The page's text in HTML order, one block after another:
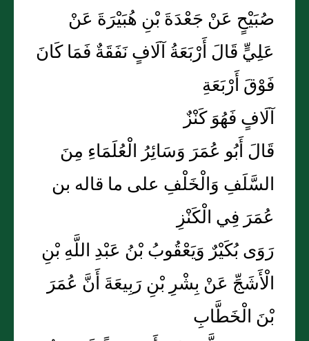
صُبَيْحٍ عَنْ جَعْدَةَ بْنِ هُبَيْرَةَ عَنْ
عَلِيٍّ قَالَ أَرْبَعَةُ آلَافٍ نَفَقَةٌ فَمَا كَانَ
فَوْقَ أَرْبَعَةِ
آلَافٍ فَهُوَ كَنْزٌ
قَالَ أَبُو عُمَرَ وَسَائِرُ الْعُلَمَاءِ مِنَ
السَّلَفِ وَالْخَلْفِ على ما قاله بن
عُمَرَ فِي الْكَنْزِ
رَوَى بُكَيْرٌ وَيَعْقُوبُ بْنُ عَبْدِ اللَّهِ بْنِ
الْأَشَجِّ عَنْ بِشْرِ بْنِ رَبِيعَةَ أَنَّ عُمَرَ
بْنَ الْخَطَّابِ